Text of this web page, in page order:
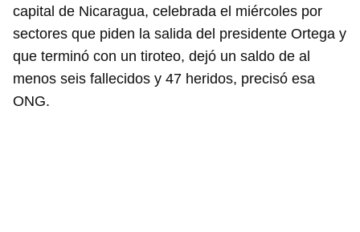
capital de Nicaragua, celebrada el miércoles por
sectores que piden la salida del presidente Ortega y
que terminó con un tiroteo, dejó un saldo de al
menos seis fallecidos y 47 heridos, precisó esa
ONG.